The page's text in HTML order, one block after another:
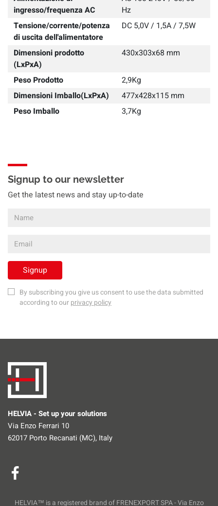
ingresso/frequenza AC
Hz
Tensione/corrente/potenza
di uscita dell'alimentatore
DC 5,0V / 1,5A / 7,5W
Dimensioni prodotto
(LxPxA)
430x303x68 mm
Peso Prodotto
2,9Kg
Dimensioni Imballo(LxPxA)
477x428x115 mm
Peso Imballo
3,7Kg
Signup to our newsletter
Get the latest news and stay up-to-date
Signup
By subscribing you give us consent to use the data submitted
according to ourprivacy policy
HELVIA - Set up your solutions
Via Enzo Ferrari 10
62017 Porto Recanati (MC), Italy
HELVIA™ is a registered brand of FRENEXPORT SPA - Via Enzo